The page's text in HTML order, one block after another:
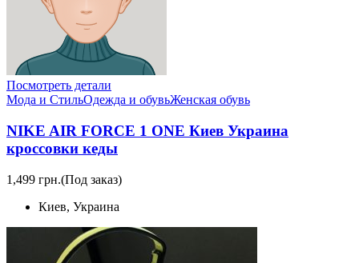
Посмотреть детали
Мода и СтильОдежда и обувьЖенская обувь
NIKE AIR FORCE 1 ONE Киев Украина
кроссовки кеды
1,499 грн.(Под заказ)
Киев, Украина